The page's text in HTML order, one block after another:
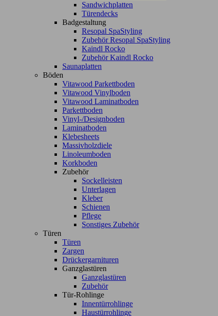
Sandwichplatten
Türendecks
Badgestaltung
Resopal SpaStyling
Zubehör Resopal SpaStyling
Kaindl Rocko
Zubehör Kaindl Rocko
Saunaplatten
Böden
Vitawood Parkettboden
Vitawood Vinylboden
Vitawood Laminatboden
Parkettboden
Vinyl-/Designboden
Laminatboden
Klebesheets
Massivholzdiele
Linoleumboden
Korkboden
Zubehör
Sockelleisten
Unterlagen
Kleber
Schienen
Pflege
Sonstiges Zubehör
Türen
Türen
Zargen
Drückergarnituren
Ganzglastüren
Ganzglastüren
Zubehör
Tür-Rohlinge
Innentürrohlinge
Haustürrohlinge